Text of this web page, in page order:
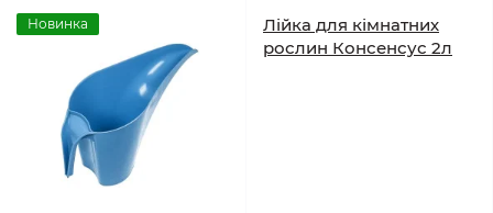
Новинка
Лійка для кімнатних
рослин Консенсус 2л